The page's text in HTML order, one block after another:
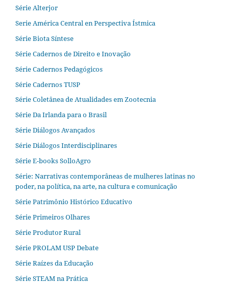
Série Alterjor
Serie América Central en Perspectiva Ístmica
Série Biota Síntese
Série Cadernos de Direito e Inovação
Série Cadernos Pedagógicos
Série Cadernos TUSP
Série Coletânea de Atualidades em Zootecnia
Série Da Irlanda para o Brasil
Série Diálogos Avançados
Série Diálogos Interdisciplinares
Série E-books SolloAgro
Série: Narrativas contemporâneas de mulheres latinas no
poder, na política, na arte, na cultura e comunicação
Série Patrimônio Histórico Educativo
Série Primeiros Olhares
Série Produtor Rural
Série PROLAM USP Debate
Série Raízes da Educação
Série STEAM na Prática